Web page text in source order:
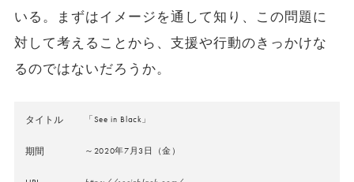
いる。まずはイメージを通して知り、この問題に
対して考えることから、支援や行動のきっかけな
るのではないだろうか。
タイトル 「See in Black」
期間 ～2020年7月3日（金）